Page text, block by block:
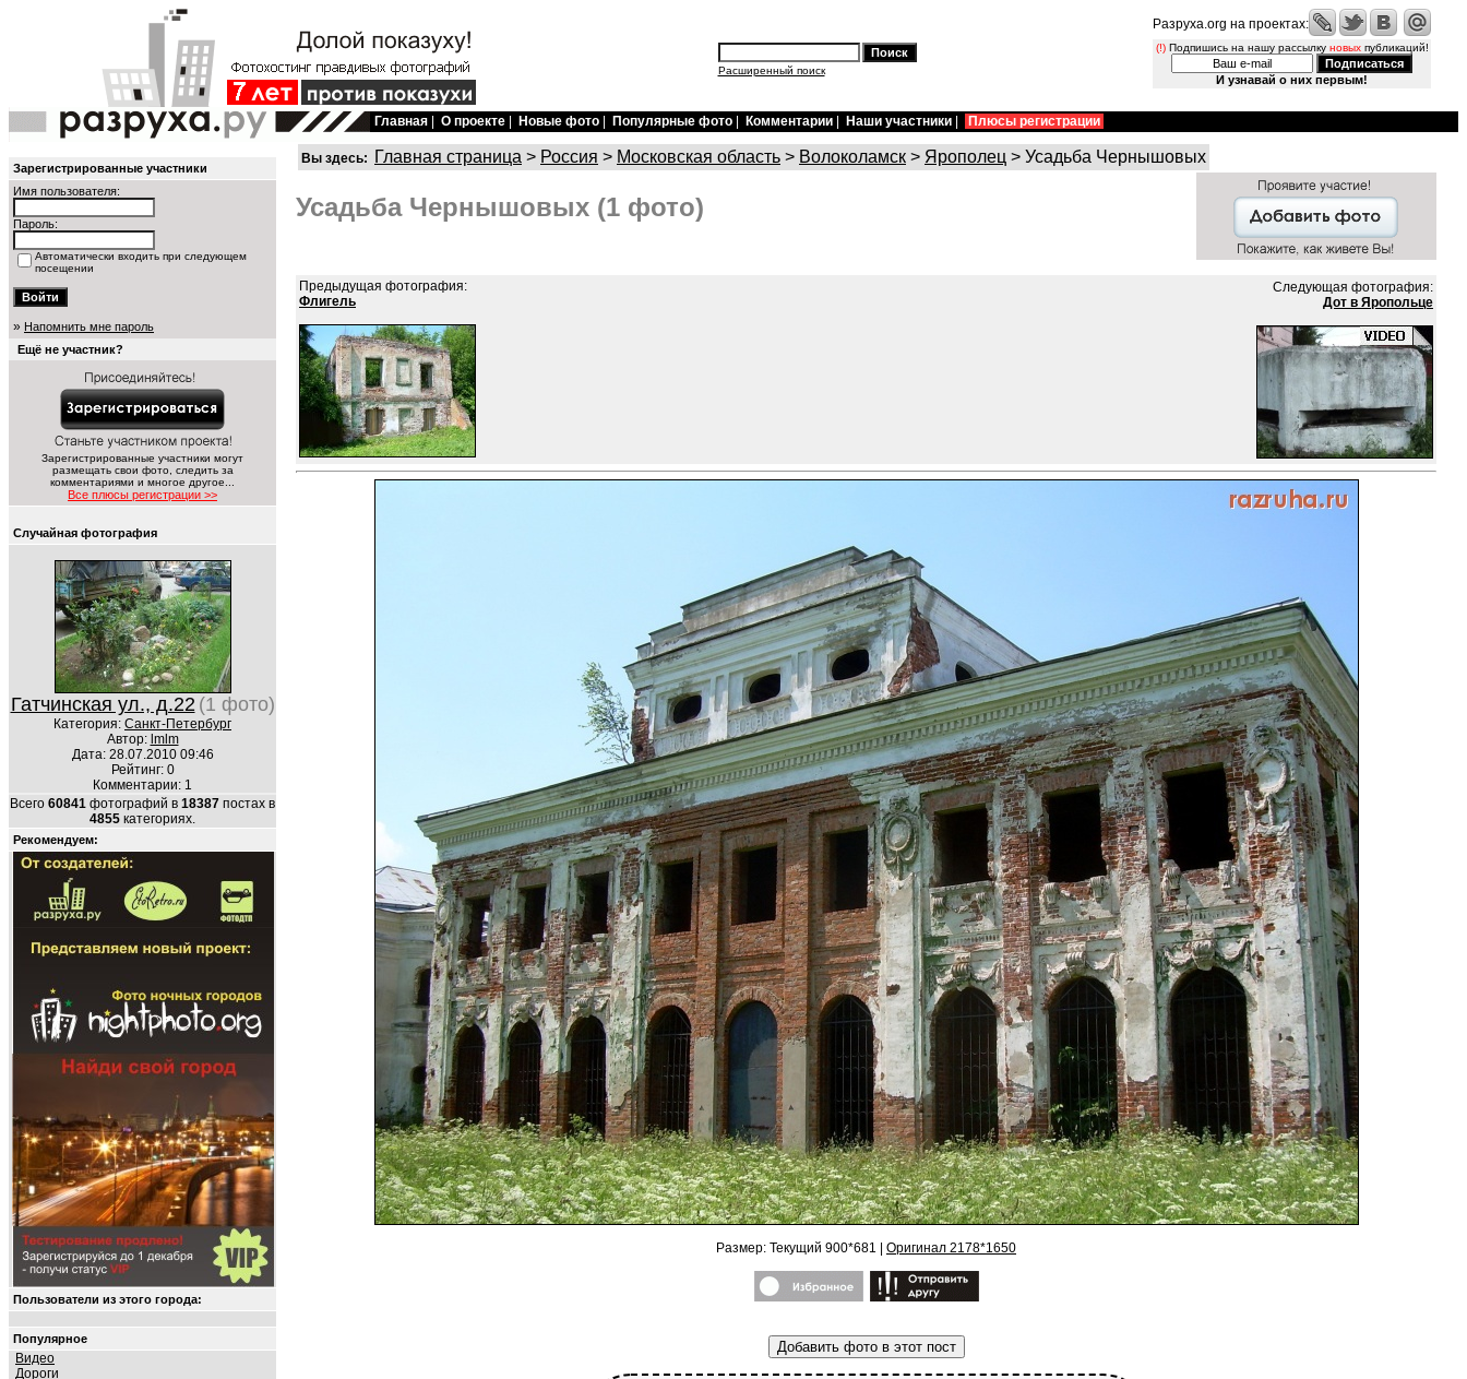
Расширенный поиск
Разруха.org на проектах:
(!)Подпишись на нашу рассылку новыхпубликаций!
И узнавай о них первым!
Главная О проекте Новые фото Популярные фото Комментарии Наши участники Плюсы регистрации
Зарегистрированные участники
Имя пользователя:
Пароль:
Автоматически входить при следующем
посещении
» Напомнить мне пароль
Ещё не участник?
Зарегистрированные участники могут
размещать свои фото, следить за
комментариями и многое другое...
Все плюсы регистрации >>
Случайная фотография
Гатчинская ул., д.22 (1 фото)
Категория: Санкт-Петербург
Автор: lmlm
Дата: 28.07.2010 09:46
Рейтинг: 0
Комментарии: 1
Всего 60841 фотографий в 18387 постах в
4855 категориях.
Рекомендуем:
Пользователи из этого города:
Популярное
Видео
Дороги
Вы здесь: Главная страница > Россия > Московская область > Волоколамск > Ярополец > Усадьба Чернышовых
Усадьба Чернышовых (1 фото)
Предыдущая фотография:
Флигель
Следующая фотография:
Дот в Яропольце
Размер: Текущий 900*681 | Оригинал 2178*1650
Добавить фото в этот пост